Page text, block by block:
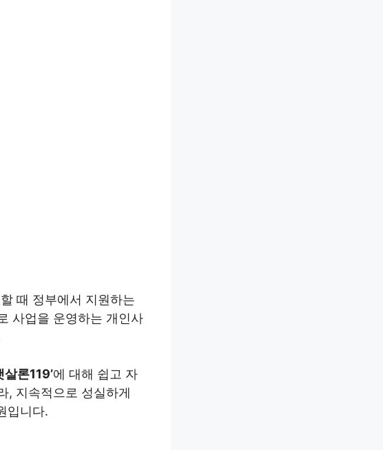
때 정부에서 지원하는
사업을 운영하는 개인사
론119’에 대해 쉽고 자
, 지속적으로 성실하게
입니다.